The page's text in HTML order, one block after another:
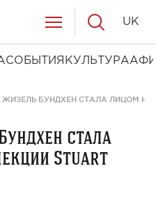
СОБЫТИЯ КУЛЬТУРА
UK
БУНДХЕН СТАЛА ЛИЦОМ
стала
Stuart